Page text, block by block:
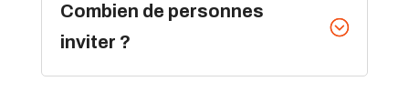
;
Combien de personnes
inviter ?